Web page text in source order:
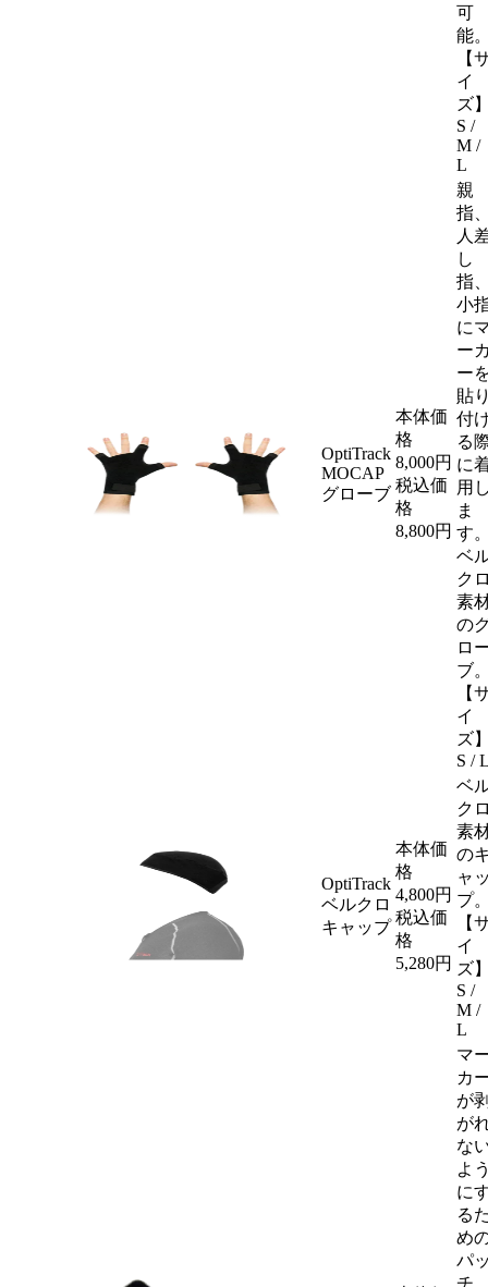
可
能
【
イ
ズ
S /
M /
L
OptiTrack
MOCAP
グローブ
本体価
格
8,000円
税込価
格
8,800円
親
指
人
し
指
小
に
ー
ー
貼
付
る
に
用
ま
す
ベ
ク
素
の
ロ
ブ
【
イ
ズ
S /
OptiTrack
ベルクロ
キャップ
本体価
格
4,800円
税込価
格
5,280円
ベ
ク
素
の
ャ
プ
【
イ
ズ
S /
M /
L
マ
カ
が
が
な
よ
に
る
め
パ
チ